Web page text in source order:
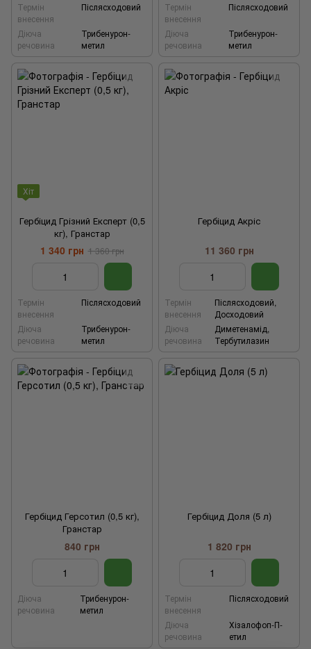
Термін
внесення
Післясходовий
Діюча
речовина
Трибенурон-
метил
Термін
внесення
Післясходовий
Діюча
речовина
Трибенурон-
метил
Хіт
Гербіцид Грізний Експерт (0,5
кг), Гранстар
1 340 грн 1 360 грн
Термін
внесення
Післясходовий
Діюча
речовина
Трибенурон-
метил
Гербіцид Акріс
11 360 грн
Термін
внесення
Післясходовий,
Досходовий
Діюча
речовина
Диметенамід,
Тербутилазин
Гербіцид Герсотил (0,5 кг),
Гранстар
840 грн
Діюча
речовина
Трибенурон-
метил
Гербіцид Доля (5 л)
1 820 грн
Термін
внесення
Післясходовий
Діюча
речовина
Хізалофоп-П-
етил